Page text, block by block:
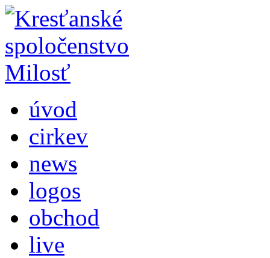
úvod
cirkev
news
logos
obchod
live